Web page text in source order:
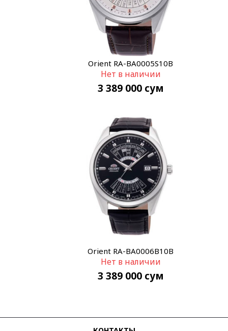
Orient RA-BA0005S10B
Нет в наличии
3 389 000 сум
Orient RA-BA0006B10B
Нет в наличии
3 389 000 сум